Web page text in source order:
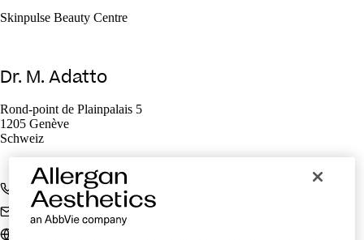
Skinpulse Beauty Centre
Dr. M. Adatto
Rond-point de Plainpalais 5
1205 Genève
Schweiz
+41 22 807 27 72
beauty@skinpulse.ch